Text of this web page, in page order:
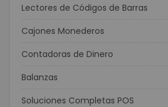
Lectores de Códigos de Barras
Cajones Monederos
Contadoras de Dinero
Balanzas
Soluciones Completas POS